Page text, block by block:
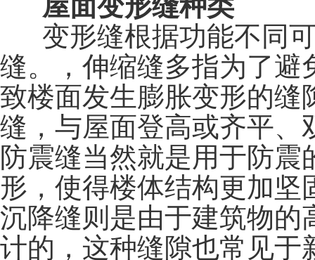
变形缝根据功能不同可
缝。
， 伸缩缝多指为了避
致楼面发生膨胀变形的缝
缝，与屋面登高或齐平、
防震缝当然就是用于防震
形，使得楼体结构更加坚
沉降缝则是由于建筑物的
计的， 这种缝隙也常见于